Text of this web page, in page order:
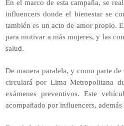
En el marco de esta campaña, se
influencers donde el bienestar se
también es un acto de amor propio.
para motivar a más mujeres, y las
salud.
De manera paralela, y como parte
circulará por Lima Metropolitana
exámenes preventivos. Este
acompañado por influencers,